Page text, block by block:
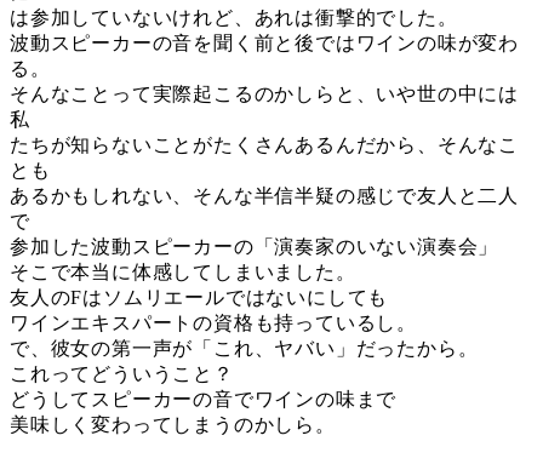
は参加していないけれど、あれは衝撃的でした。
波動スピーカーの音を聞く前と後ではワインの味が変わ
る。
そんなことって実際起こるのかしらと、いや世の中には
私
たちが知らないことがたくさんあるんだから、そんなこ
とも
あるかもしれない、そんな半信半疑の感じで友人と二人
で
参加した波動スピーカーの「演奏家のいない演奏会」
そこで本当に体感してしまいました。
友人のFはソムリエールではないにしても
ワインエキスパートの資格も持っているし。
で、彼女の第一声が「これ、ヤバい」だったから。
これってどういうこと？
どうしてスピーカーの音でワインの味まで
美味しく変わってしまうのかしら。